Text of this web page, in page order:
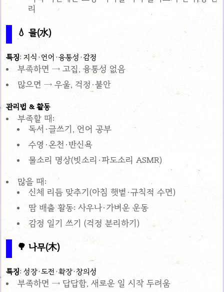
리
💧 물(水)
특징: 지식·언어·융통성·감정
부족하면 → 고집, 융통성 없음
많으면 → 우울, 걱정·불안
관리법 & 활동
부족할 때:
독서·글쓰기, 언어 공부
수영·온천·반신욕
물소리 명상(빗소리·파도소리 ASMR)
많을 때:
신체 리듬 맞추기(아침 햇볕·규칙적 수면)
땀 배출 활동: 사우나·가벼운 운동
감정 일기 쓰기 (걱정 분리하기)
🌳 나무(木)
특징: 성장·도전·확장·창의성
부족하면 → 답답함, 새로운 일 시작 두려움